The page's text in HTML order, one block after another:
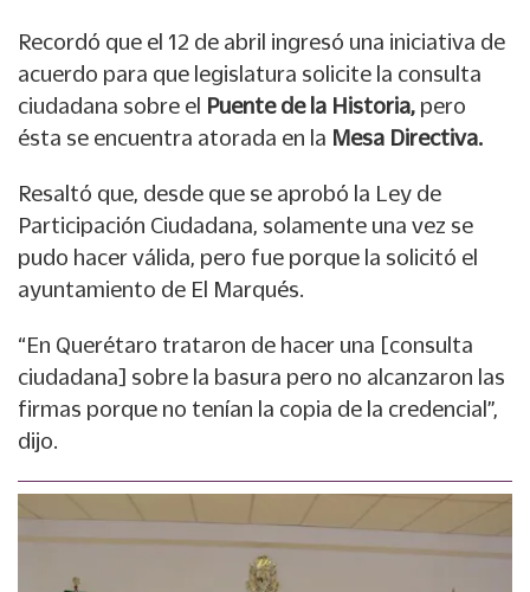
Recordó que el 12 de abril ingresó una iniciativa de
acuerdo para que legislatura solicite la consulta
ciudadana sobre el Puente de la Historia, pero
ésta se encuentra atorada en la Mesa Directiva.
Resaltó que, desde que se aprobó la Ley de
Participación Ciudadana, solamente una vez se
pudo hacer válida, pero fue porque la solicitó el
ayuntamiento de El Marqués.
“En Querétaro trataron de hacer una [consulta
ciudadana] sobre la basura pero no alcanzaron las
firmas porque no tenían la copia de la credencial”,
dijo.